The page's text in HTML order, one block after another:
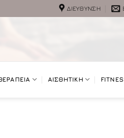
ΔΙΕΎΘΥΝΣΗ
ΑΙΣΘΗΤΙΚΗ